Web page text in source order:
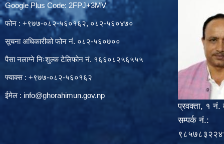
Google Plus Code: 2FPJ+3MV
फोन : +९७७-०८२-५६०१६२, ०८२-५६०४७०
सूचना अधिकारीको फोन नं. ०८२-५६०७००
पैसा नलाग्ने निःशुल्क टेलिफोन नं. १६६०८२५६५५५
फ्याक्स : +९७७-०८२-५६०१६२
ईमेल : info@ghorahimun.gov.np
प्रवक्ता, १ नं.
सम्पर्क नं.: